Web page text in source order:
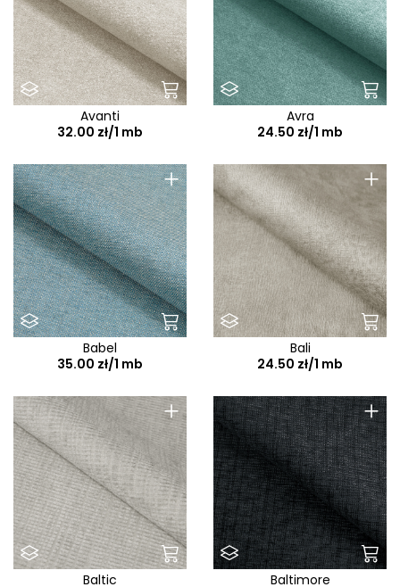
Avanti
32.00 zł/1 mb
Avra
24.50 zł/1 mb
+
Babel
35.00 zł/1 mb
+
Bali
24.50 zł/1 mb
+
Baltic
+
Baltimore